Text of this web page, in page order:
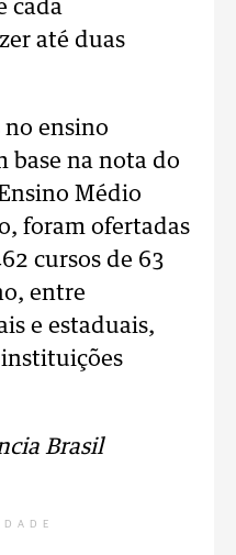
cada
até duas
no ensino
base na nota do
Médio
foram ofertadas
cursos de 63
entre
e estaduais,
Brasil